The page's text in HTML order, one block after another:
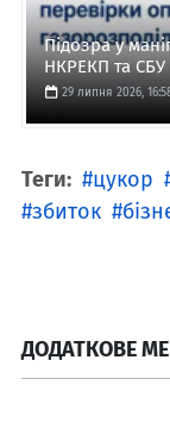
Підозра у
НКРЕКП та СБУ
29 липня 2026,
Теги: цукор
збиток
ДОДАТКОВЕ